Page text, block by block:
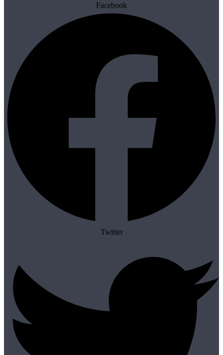
Facebook
Twitter